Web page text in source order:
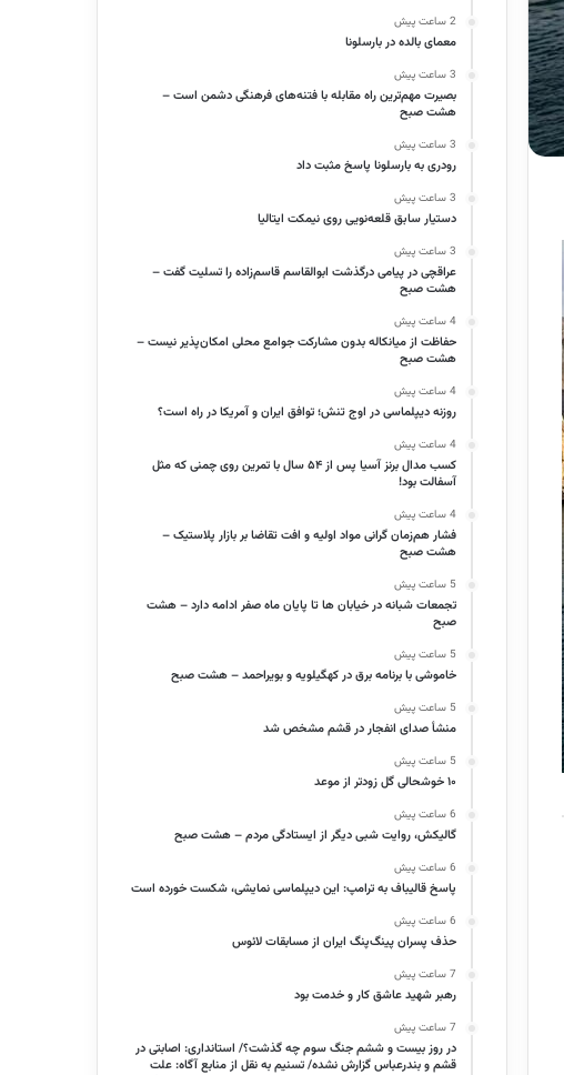
2 ساعت پیش
معمای بالده در بارسلونا
3 ساعت پیش
بصیرت مهم‌ترین راه مقابله با فتنه‌های فرهنگی دشمن است –
هشت صبح
3 ساعت پیش
رودری به بارسلونا پاسخ مثبت داد
3 ساعت پیش
دستیار سابق قلعه‌نویی روی نیمکت ایتالیا
3 ساعت پیش
عراقچی در پیامی درگذشت ابوالقاسم قاسم‌زاده را تسلیت گفت –
هشت صبح
4 ساعت پیش
حفاظت از میانکاله بدون مشارکت جوامع محلی امکان‌پذیر نیست –
هشت صبح
4 ساعت پیش
روزنه دیپلماسی در اوج تنش؛ توافق ایران و آمریکا در راه است؟
4 ساعت پیش
کسب مدال برنز آسیا پس از ۵۴ سال با تمرین روی چمنی که مثل
آسفالت بود!
4 ساعت پیش
فشار هم‌زمان گرانی مواد اولیه و افت تقاضا بر بازار پلاستیک –
هشت صبح
5 ساعت پیش
تجمعات شبانه در خیابان ها تا پایان ماه صفر ادامه دارد – هشت
صبح
5 ساعت پیش
خاموشی با برنامه برق در کهگیلویه و بویراحمد – هشت صبح
5 ساعت پیش
منشأ صدای انفجار در قشم مشخص شد
5 ساعت پیش
۱۰ خوشحالی گل زودتر از موعد
6 ساعت پیش
گالیکش، روایت شبی دیگر از ایستادگی مردم – هشت صبح
6 ساعت پیش
پاسخ قالیباف به ترامپ: این دیپلماسی نمایشی، شکست خورده است
6 ساعت پیش
حذف پسران پینگ‌پنگ ایران از مسابقات لائوس
7 ساعت پیش
رهبر شهید عاشق کار و خدمت بود
7 ساعت پیش
در روز بیست و ششم جنگ سوم چه گذشت؟/ استانداری: اصابتی در
قشم و بندرعباس گزارش نشده/ تسنیم به نقل از منابع آگاه: علت